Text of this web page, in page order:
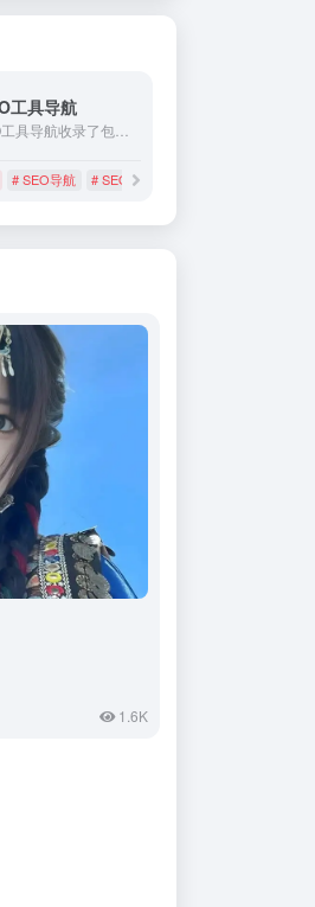
工具导航
白杨SEO工具导航收录了包含SEO综合查询、站长工具、关键词挖掘工具、友情链接检查、交换工具、服务器域名服务商等。白杨SEO工具导航，方便快捷，大家都在收藏和用它
# SEO导航 # SEO工具集合
1.6K